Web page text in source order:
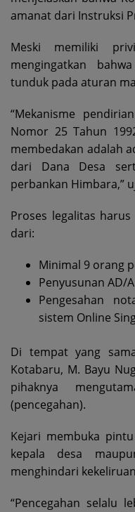
amanat dari Instruksi
Meski memiliki
mengingatkan
tunduk pada aturan
“Mekanisme
Nomor 25 Tahun
membedakan adalah
dari Dana Desa
perbankan Himbara,”
Proses legalitas
dari:
Minimal 9 orang
Penyusunan AD/
Pengesahan
sistem Online
Di tempat yang
Kotabaru, M. Bayu
pihaknya
(pencegahan).
Kejari membuka
kepala desa
menghindari
“Pencegahan selalu